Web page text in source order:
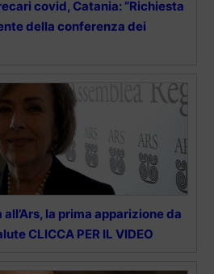
covid, Catania: “Richiesta
della conferenza dei
la prima apparizione da
CLICCA PER IL VIDEO